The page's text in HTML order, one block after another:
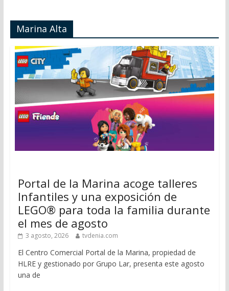
Marina Alta
Portal de la Marina acoge talleres
Infantiles y una exposición de
LEGO® para toda la familia durante
el mes de agosto
3 agosto, 2026 tvdenia.com
El Centro Comercial Portal de la Marina, propiedad de
HLRE y gestionado por Grupo Lar, presenta este agosto
una de